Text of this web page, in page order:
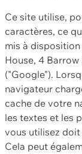
Ce site utilise,
caractères, ce
mis à
House, 4
("Google").
navigateur
cache de votre
les textes et les
vous utilisez
Cela peut